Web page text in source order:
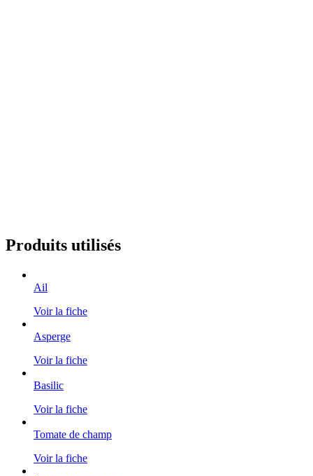
Produits utilisés
Ail
Voir la fiche
Asperge
Voir la fiche
Basilic
Voir la fiche
Tomate de champ
Voir la fiche